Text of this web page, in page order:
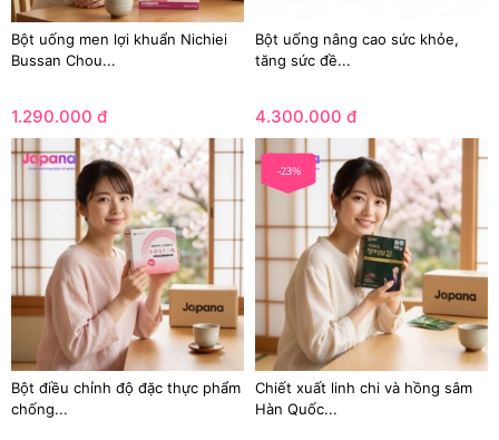
Bột uống men lợi khuẩn Nichiei
Bussan Chou...
1.290.000 đ
Bột uống nâng cao sức khỏe,
tăng sức đề...
4.300.000 đ
Bột điều chỉnh độ đặc thực phẩm
chống...
-23%
Chiết xuất linh chi và hồng sâm
Hàn Quốc...